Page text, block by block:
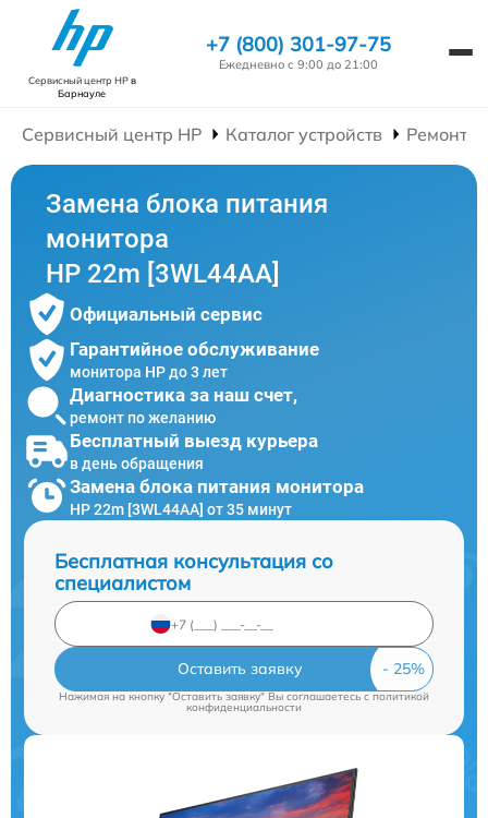
Сервисный центр HPв
Барнауле
+7 (800) 301-97-75
Ежедневно с 9:00 до 21:00
Сервисный центр HP Каталог устройств Ремонт
Замена блока питания
монитора
HP 22m [3WL44AA]
Официальный сервис
Гарантийное обслуживание
монитора HP до 3 лет
Диагностика за наш счет,
ремонт по желанию
Бесплатный выезд курьера
в день обращения
Замена блока питания монитора
HP 22m [3WL44AA] от 35 минут
Бесплатная консультация со
специалистом
Оставить заявку
Нажимая на кнопку "Оставить заявку" Вы соглашаетесь cполитикой
конфиденциальности